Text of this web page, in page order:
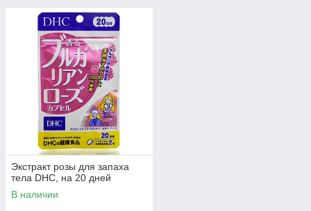
Экстракт розы для запаха
тела DHC, на 20 дней
В наличии